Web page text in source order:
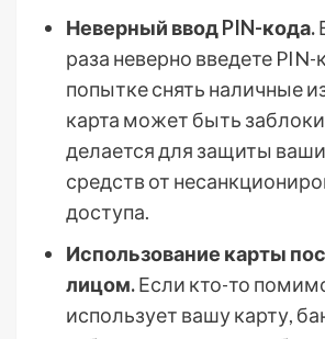
Неверный ввод PIN-кода.
раза неверно введете PIN-
попытке снять наличные
карта может быть
делается для защиты
средств от
доступа.
Использование карты
лицом.Если кто-то
использует вашу карту,